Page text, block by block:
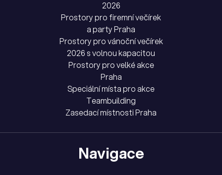
2026
Prostory pro firemní večírek
a party Praha
Prostory pro vánoční večírek
2026 s volnou kapacitou
Prostory pro velké akce
Praha
Speciální místa pro akce
Teambuilding
Zasedací místnosti Praha
Navigace